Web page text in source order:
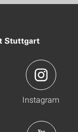
Instagram